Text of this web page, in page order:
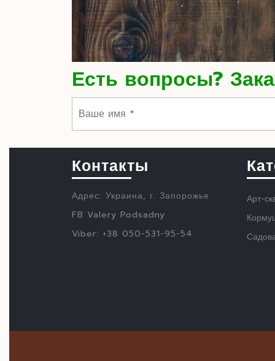
Есть вопросы?
Контакты
Адрес: Украина, г. Запорожье
FB Valery Podsadny
Viber: +38 050-531-95-54
Арт-